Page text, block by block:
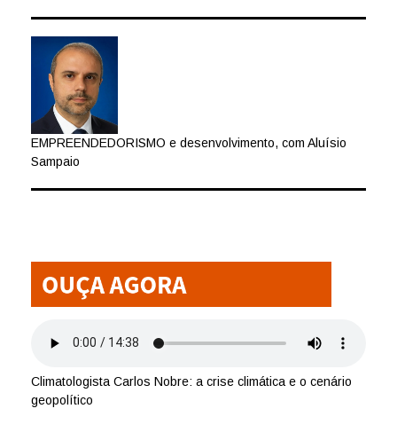
EMPREENDEDORISMO e desenvolvimento, com Aluísio
Sampaio
Climatologista Carlos Nobre: a crise climática e o cenário
geopolítico